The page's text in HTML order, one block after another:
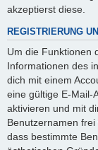
akzeptierst diese.
REGISTRIERUNG
Um die Funktionen
Informationen des
dich mit einem
eine gültige E-Mail-
aktivieren und mit
Benutzernamen
dass bestimmte